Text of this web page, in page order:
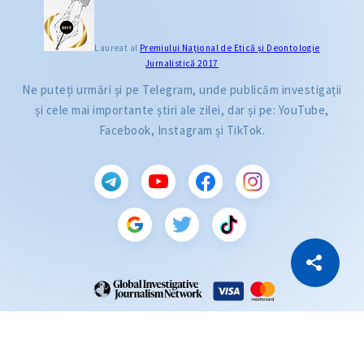
Copiază Link
Laureat al Premiului Naţional de Etică și Deontologie
Jurnalistică 2017
Ne puteți urmări și pe Telegram, unde publicăm investigații
și cele mai importante știri ale zilei, dar și pe: YouTube,
Facebook, Instagram și TikTok.